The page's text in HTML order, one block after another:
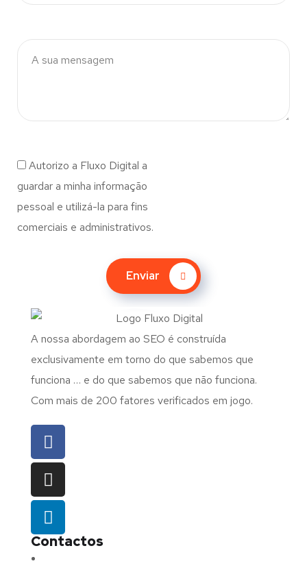
Autorizo a Fluxo Digital a
guardar a minha informação
pessoal e utilizá-la para fins
comerciais e administrativos.
Enviar
A nossa abordagem ao SEO é construída
exclusivamente em torno do que sabemos que
funciona … e do que sabemos que não funciona.
Com mais de 200 fatores verificados em jogo.
Contactos